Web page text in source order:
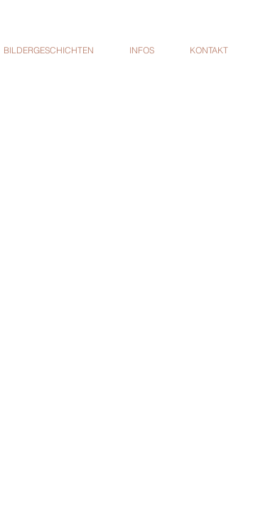
BILDERGESCHICHTEN INFOS KONTAKT